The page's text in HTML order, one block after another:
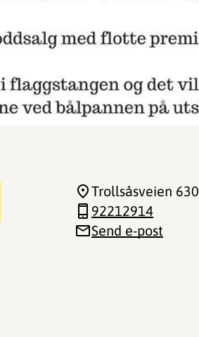
Trollsåsveien 630
92212914
Send e-post